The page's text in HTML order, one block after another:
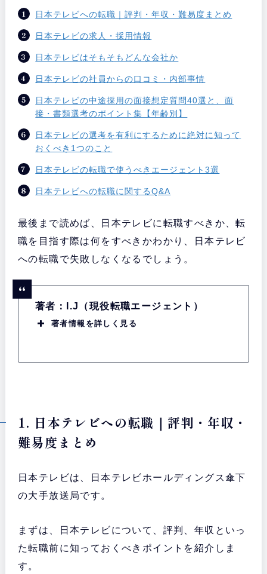
日本テレビへの転職｜評判・年収・難易度まとめ
日本テレビの求人・採用情報
日本テレビはそもそもどんな会社か
日本テレビの社員からの口コミ・内部事情
日本テレビの中途採用の面接想定質問40選と、面
接・書類選考のポイント集【年齢別】
日本テレビの選考を有利にするために絶対に知って
おくべき1つのこと
日本テレビの転職で使うべきエージェント3選
日本テレビへの転職に関するQ&A
最後まで読めば、日本テレビに転職すべきか、転
職を目指す際は何をすべきかわかり、日本テレビ
への転職で失敗しなくなるでしょう。
著者：I.J（現役転職エージェント）
著者情報を詳しく見る
1. 日本テレビへの転職｜評判・年収・
難易度まとめ
日本テレビは、日本テレビホールディングス傘下
の大手放送局です。
まずは、日本テレビについて、評判、年収といっ
た転職前に知っておくべきポイントを紹介しま
す。